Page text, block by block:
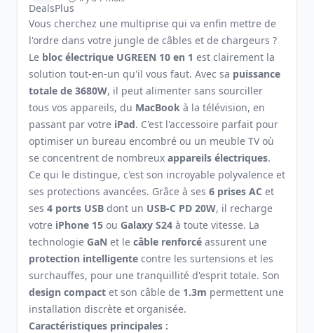
Vous cherchez une multiprise qui va enfin mettre de
l'ordre dans votre jungle de câbles et de chargeurs ?
Le bloc électrique UGREEN 10 en 1 est clairement la
solution tout-en-un qu'il vous faut. Avec sa puissance
totale de 3680W, il peut alimenter sans sourciller
tous vos appareils, du MacBook à la télévision, en
passant par votre iPad. C'est l'accessoire parfait pour
optimiser un bureau encombré ou un meuble TV où
se concentrent de nombreux appareils électriques.
Ce qui le distingue, c'est son incroyable polyvalence et
ses protections avancées. Grâce à ses 6 prises AC et
ses 4 ports USB dont un USB-C PD 20W, il recharge
votre iPhone 15 ou Galaxy S24 à toute vitesse. La
technologie GaN et le câble renforcé assurent une
protection intelligente contre les surtensions et les
surchauffes, pour une tranquillité d'esprit totale. Son
design compact et son câble de 1.3m permettent une
installation discrète et organisée.
Caractéristiques principales :